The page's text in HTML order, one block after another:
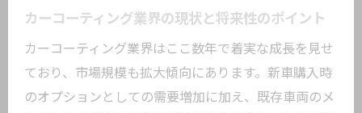
カーコーティング業界の現状と将来性のポイント
カーコーティング業界はここ数年で着実な成長を見せ
ており、市場規模も拡大傾向にあります。新車購入時
のオプションとしての需要増加に加え、既存車両のメ